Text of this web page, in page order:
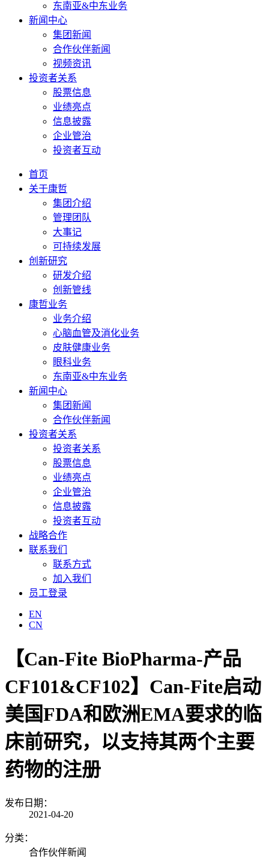
东南亚&中东业务
新闻中心
集团新闻
合作伙伴新闻
视频资讯
投资者关系
股票信息
业绩亮点
信息披露
企业管治
投资者互动
首页
关于康哲
集团介绍
管理团队
大事记
可持续发展
创新研究
研发介绍
创新管线
康哲业务
业务介绍
心脑血管及消化业务
皮肤健康业务
眼科业务
东南亚&中东业务
新闻中心
集团新闻
合作伙伴新闻
投资者关系
投资者关系
股票信息
业绩亮点
企业管治
信息披露
投资者互动
战略合作
联系我们
联系方式
加入我们
员工登录
EN
CN
【Can-Fite BioPharma-产品
CF101&CF102】Can-Fite启动
美国FDA和欧洲EMA要求的临
床前研究，以支持其两个主要
药物的注册
发布日期：
2021-04-20
分类：
合作伙伴新闻